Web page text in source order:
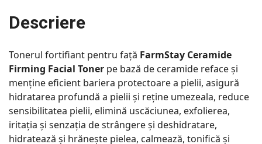
Descriere
Tonerul fortifiant pentru față FarmStay Ceramide
Firming Facial Toner pe bază de ceramide reface și
menține eficient bariera protectoare a pielii, asigură
hidratarea profundă a pielii și reține umezeala, reduce
sensibilitatea pielii, elimină uscăciunea, exfolierea,
iritația și senzația de strângere și deshidratare,
hidratează și hrănește pielea, calmează, tonifică și